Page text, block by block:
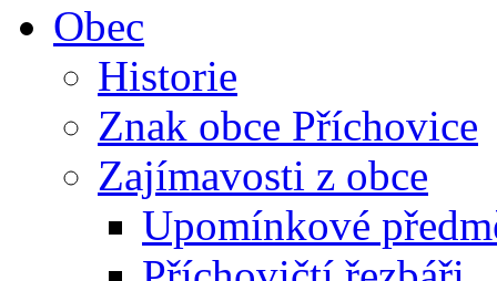
Obec
Historie
Znak obce Příchovice
Zajímavosti z obce
Upomínkové